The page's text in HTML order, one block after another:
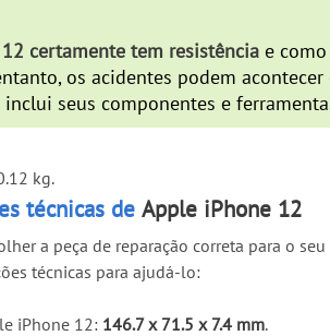
certamente tem resistência e
os acidentes podem
inclui seus componentes e
kg.
técnicas deApple iPhone 12
a peça de reparação correta para o
técnicas para ajudá-lo:
iPhone 12: 146.7 x 71.5 x 7.4 mm.